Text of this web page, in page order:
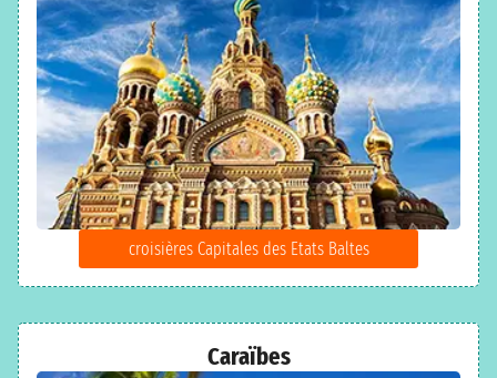
croisières Capitales des Etats Baltes
Caraïbes